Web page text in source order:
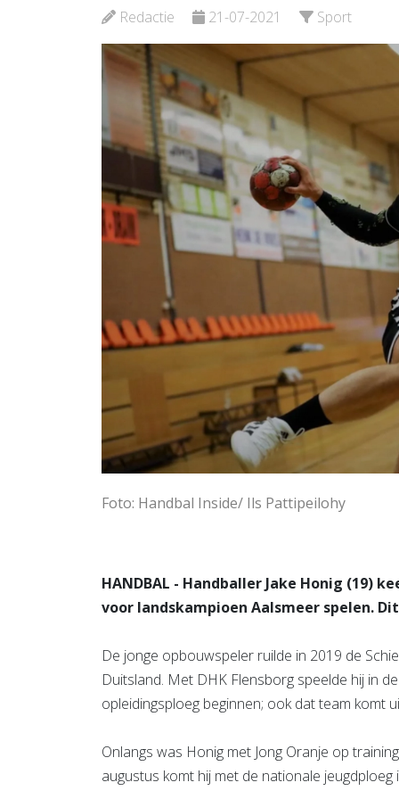
Redactie 21-07-2021 Sport
Foto: Handbal Inside/ Ils Pattipeilohy
HANDBAL - Handballer Jake Honig (19)
voor landskampioen Aalsmeer spelen.
De jonge opbouwspeler ruilde in 2019 de
Duitsland. Met DHK Flensborg speelde hij in
opleidingsploeg beginnen; ook dat team komt
Onlangs was Honig met Jong Oranje op
augustus komt hij met de nationale
Bekijk de pagina Bekijk de